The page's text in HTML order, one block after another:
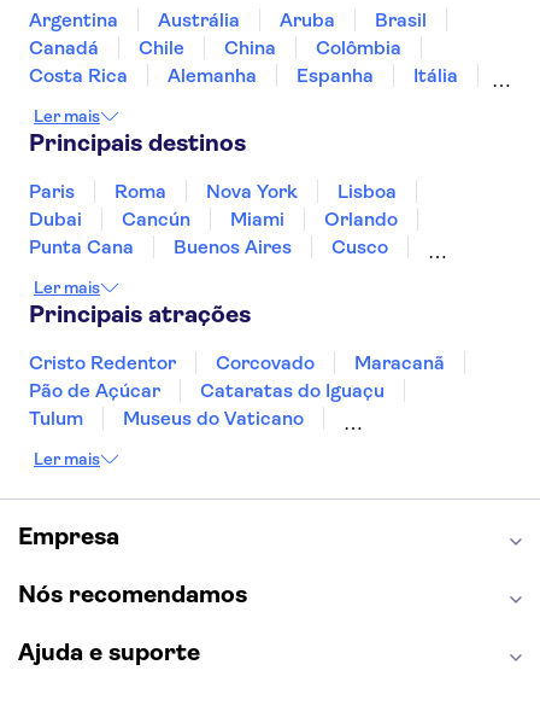
Museu de Pérgamo
Museu Neues
Portão de Brandemburgo
St Pauli
Reichstag
Argentina Austrália Aruba
Brasil
Canadá
Chile China
Colômbia
Costa Rica
Alemanha Espanha
Itália
Panamá
Peru
Ler mais
Principais destinos
Paris Roma Nova York
Lisboa
Dubai
Cancún Miami
Orlando
Punta Cana
Buenos Aires
Cusco
Mendoza
Salvador
Curitiba
Recife Fortaleza
Ler mais
Principais atrações
Cristo Redentor Corcovado
Maracanã
Pão de Açúcar
Cataratas do Iguaçu
Tulum
Museus do Vaticano
Capela Sistina
Sagrada Família
Estátua da Liberdade
Empire State Building
Burj Khalifa
Discovery Cove
Ler mais
Empresa
Nós recomendamos
Ajuda e suporte